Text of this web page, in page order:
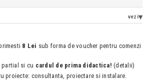
vezi
8 Lei sub forma de voucher pentru comenzi
si cu cardul de prima didactica! (detalii)
proiecte: consultanta, proiectare si instalare.